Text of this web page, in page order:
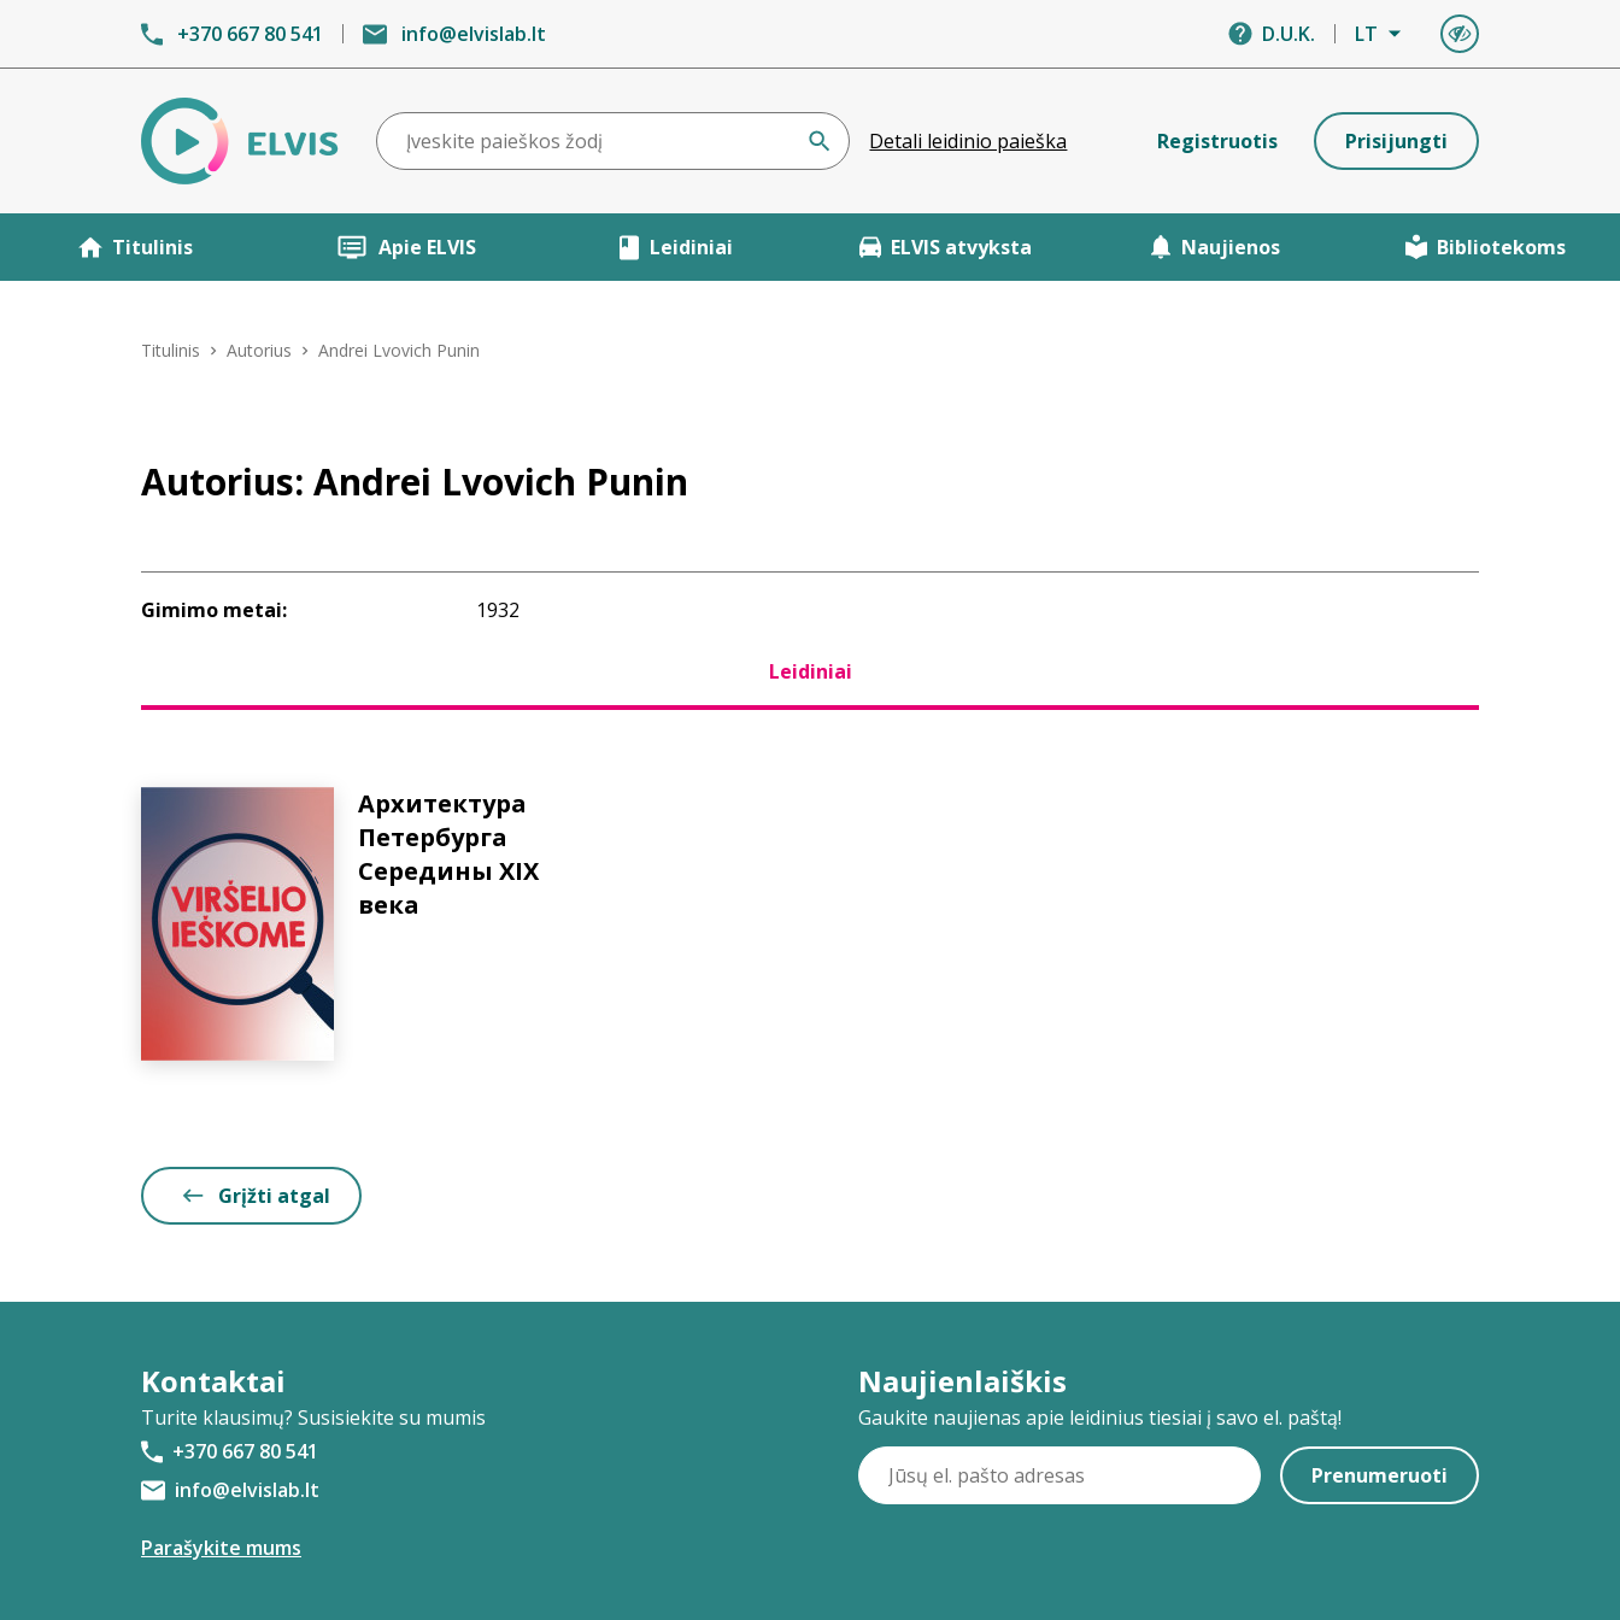
+370 667 80 541 info@elvislab.lt D.U.K. LT
Detali leidinio paieška Registruotis Prisijungti
Titulinis Apie ELVIS Leidiniai ELVIS atvyksta Naujienos Bibliotekoms
Titulinis Autorius Andrei Lvovich Punin
Autorius: Andrei Lvovich Punin
Gimimo metai: 1932
Leidiniai
Архитектура
Петербурга
Середины XIX
века
Grįžti atgal
Kontaktai
Turite klausimų? Susisiekite su mumis
+370 667 80 541
info@elvislab.lt
Parašykite mums
Naujienlaiškis
Gaukite naujienas apie leidinius tiesiai į savo el. paštą!
Prenumeruoti